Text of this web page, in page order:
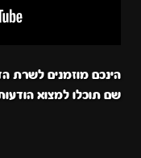
הינכם מוזמנים לשרת
שם תוכלו למצוא